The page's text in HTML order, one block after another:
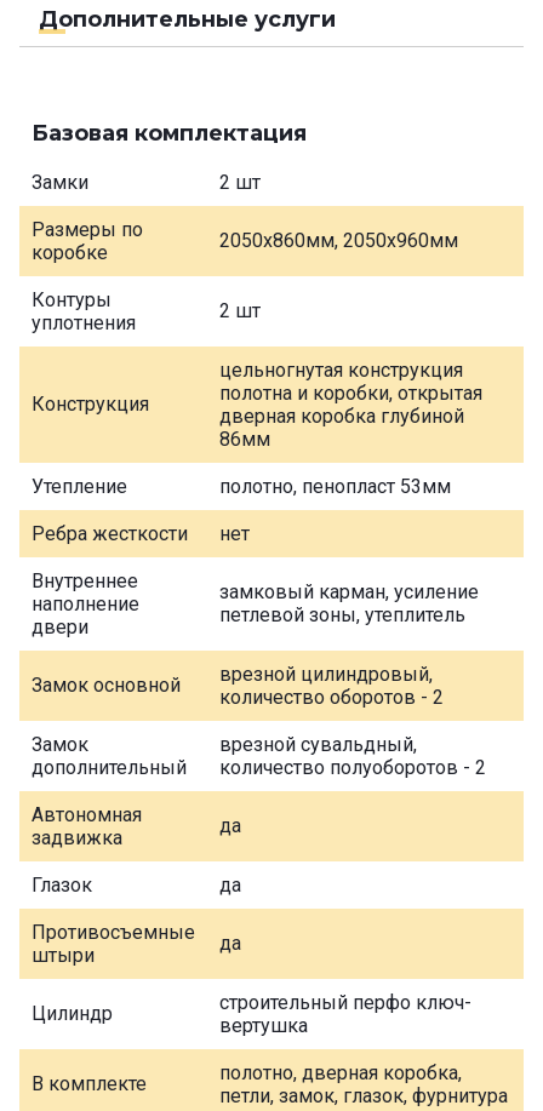
Дополнительные услуги
Базовая комплектация
Замки 2 шт
Размеры по
коробке
2050х860мм, 2050х960мм
Контуры
уплотнения
2 шт
Конструкция
цельногнутая конструкция
полотна и коробки, открытая
дверная коробка глубиной
86мм
Утепление полотно, пенопласт 53мм
Ребра жесткости нет
Внутреннее
наполнение
двери
замковый карман, усиление
петлевой зоны, утеплитель
Замок основной
врезной цилиндровый,
количество оборотов - 2
Замок
дополнительный
врезной сувальдный,
количество полуоборотов - 2
Автономная
задвижка
да
Глазок да
Противосъемные
штыри
да
Цилиндр
строительный перфо ключ-
вертушка
В комплекте
полотно, дверная коробка,
петли, замок, глазок, фурнитура